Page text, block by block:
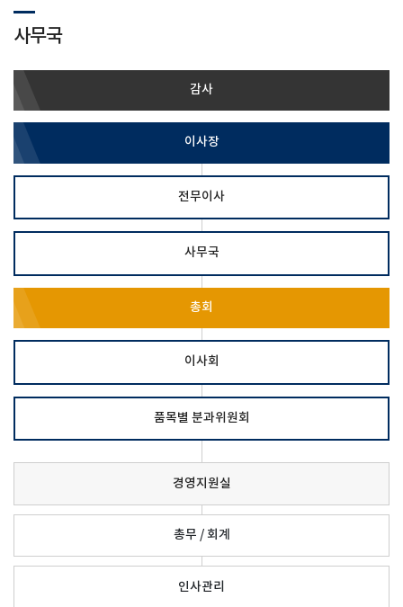
사무국
감사
이사장
전무이사
사무국
총회
이사회
품목별 분과위원회
경영지원실
총무 / 회계
인사관리